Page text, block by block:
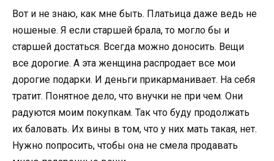
Вот и не знаю, как мне быть. Платьица даже ведь не
ношеные. Я если старшей брала, то могло бы и
старшей достаться. Всегда можно доносить. Вещи
все дорогие. А эта женщина распродает все мои
дорогие подарки. И деньги прикарманивает. На себя
тратит. Понятное дело, что внучки не при чем. Они
радуются моим покупкам. Так что буду продолжать
их баловать. Их вины в том, что у них мать такая, нет.
Нужно попросить, чтобы она не смела продавать